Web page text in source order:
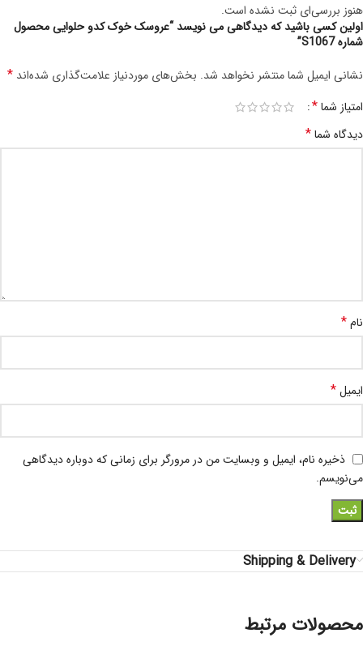
هنوز بررسی‌ای ثبت نشده است.
اولین کسی باشید که دیدگاهی می نویسد “عروسک خوک کدو حلوایی محصول
شماره S1067”
نشانی ایمیل شما منتشر نخواهد شد. بخش‌های موردنیاز علامت‌گذاری شده‌اند *
امتیاز شما*
دیدگاه شما*
نام*
ایمیل*
ذخیره نام، ایمیل و وبسایت من در مرورگر برای زمانی که دوباره دیدگاهی
می‌نویسم.
Shipping & Delivery
محصولات مرتبط